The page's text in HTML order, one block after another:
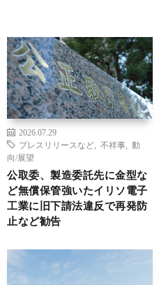
2026.07.29
プレスリリースなど
不祥事
動
向/展望
公取委、製造委託先に金型な
ど無償保管強いたイリソ電子
工業に旧下請法違反で再発防
止など勧告